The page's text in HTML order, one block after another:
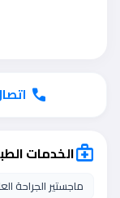
call
medical_servicesالخدمات
ماجستير الجراحة